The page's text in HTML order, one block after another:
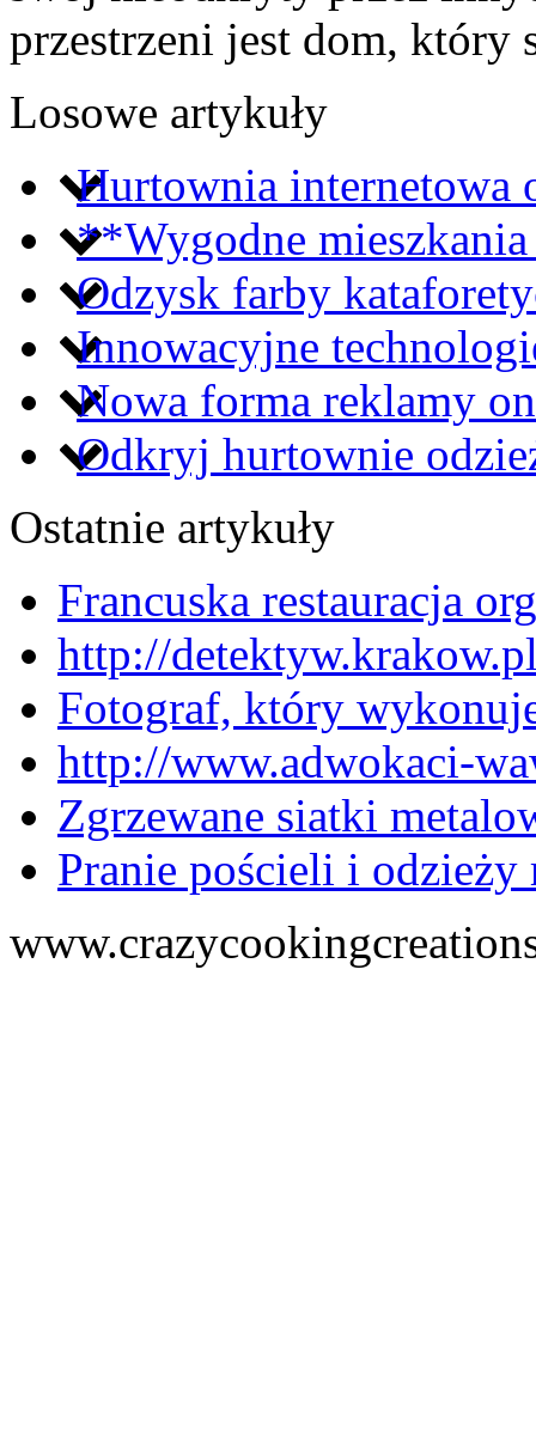
przestrzeni jest dom, który
Losowe artykuły
Hurtownia internetowa
**Wygodne
Odzysk farby
Innowacyjne
Nowa forma reklamy
Odkryj hurtownie
Ostatnie artykuły
Francuska restauracja
http://
Fotograf, który
http://www.adwokaci-
Zgrzewane siatki
Pranie pościeli i odzieży